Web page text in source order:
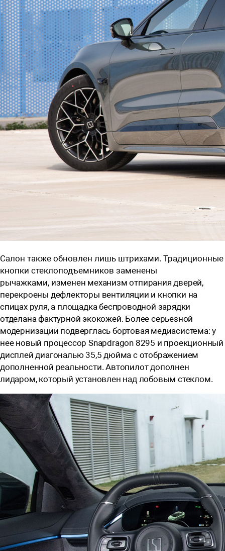
Салон также обновлен лишь штрихами. Традиционные
кнопки стеклоподъемников заменены
рычажками, изменен механизм отпирания дверей,
перекроены дефлекторы вентиляции и кнопки на
спицах руля, а площадка беспроводной зарядки
отделана фактурной экокожей. Более серьезной
модернизации подверглась бортовая медиасистема: у
нее новый процессор Snapdragon 8295 и проекционный
дисплей диагональю 35,5 дюйма с отображением
дополненной реальности. Автопилот дополнен
лидаром, который установлен над лобовым стеклом.